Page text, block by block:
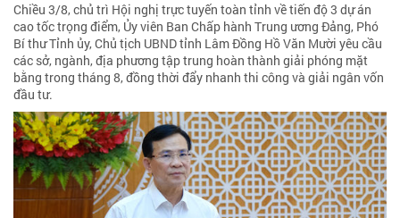
Chiều 3/8, chủ trì Hội nghị trực tuyến toàn tỉnh về tiến độ 3 dự án
cao tốc trọng điểm, Ủy viên Ban Chấp hành Trung ương Đảng, Phó
Bí thư Tỉnh ủy, Chủ tịch UBND tỉnh Lâm Đồng Hồ Văn Mười yêu cầu
các sở, ngành, địa phương tập trung hoàn thành giải phóng mặt
bằng trong tháng 8, đồng thời đẩy nhanh thi công và giải ngân vốn
đầu tư.